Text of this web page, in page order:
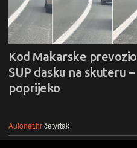
Kod Makarske prevozio
SUP dasku na skuteru –
poprijeko
Autonet.hrčetvrtak